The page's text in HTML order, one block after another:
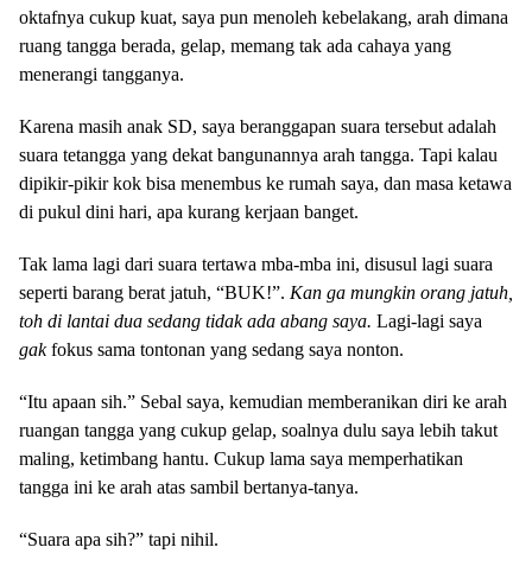
oktafnya cukup kuat, saya pun menoleh kebelakang, arah dimana
ruang tangga berada, gelap, memang tak ada cahaya yang
menerangi tangganya.
Karena masih anak SD, saya beranggapan suara tersebut adalah
suara tetangga yang dekat bangunannya arah tangga. Tapi kalau
dipikir-pikir kok bisa menembus ke rumah saya, dan masa ketawa
di pukul dini hari, apa kurang kerjaan banget.
Tak lama lagi dari suara tertawa mba-mba ini, disusul lagi suara
seperti barang berat jatuh, “BUK!”. Kan ga mungkin orang jatuh,
toh di lantai dua sedang tidak ada abang saya. Lagi-lagi saya
gakfokus sama tontonan yang sedang saya nonton.
“Itu apaan sih.” Sebal saya, kemudian memberanikan diri ke arah
ruangan tangga yang cukup gelap, soalnya dulu saya lebih takut
maling, ketimbang hantu. Cukup lama saya memperhatikan
tangga ini ke arah atas sambil bertanya-tanya.
“Suara apa sih?” tapi nihil.